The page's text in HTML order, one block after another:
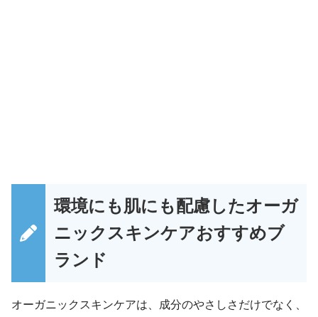
環境にも肌にも配慮したオーガ
ニックスキンケアおすすめブ
ランド
オーガニックスキンケアは、成分のやさしさだけでなく、